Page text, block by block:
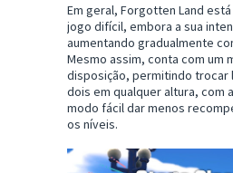
Em geral, Forgotten Land
jogo difícil, embora a sua
aumentando gradualmente
Mesmo assim, conta com um
disposição, permitindo trocar
dois em qualquer altura, com
modo fácil dar menos
os níveis.